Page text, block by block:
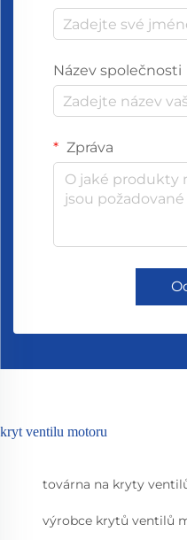
Název společnosti
Zpráva
kryt ventilu motoru
továrna na kryty
výrobce krytů ventilů